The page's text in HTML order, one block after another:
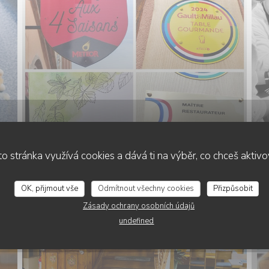
stránka využívá cookies a dává ti na výběr, co chceš
OK, přijmout vše Odmítnout všechny cookies
Přizpůsobit
Zásady ochrany osobních údajů
undefined
L'AUBERGE AUX 4 SAISONS